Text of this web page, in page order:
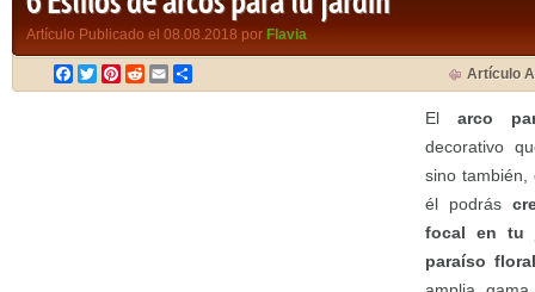
Artículo Publicado el 08.08.2018 por Flavia
Facebook
TwitterPinterest
RedditEmail Artículo
El arco
decorativo
sino también,
él podrás
focal en tu
paraíso